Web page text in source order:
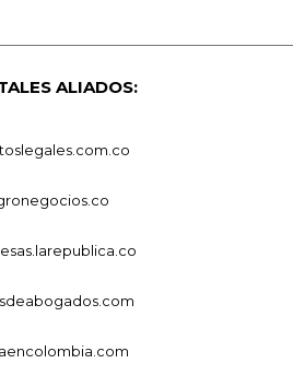
ALIADOS: